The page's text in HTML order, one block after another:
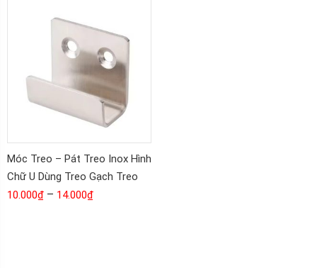
Móc Treo – Pát Treo Inox Hình
Chữ U Dùng Treo Gạch Treo
Kính Treo Gỗ Độ Dày Từ 10-
10.000₫ – 14.000₫